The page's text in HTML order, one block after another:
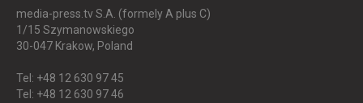
media-press.tv S.A. (formely A plus C)
1/15 Szymanowskiego
30-047 Krakow, Poland
Tel: +48 12 630 97 45
Tel: +48 12 630 97 46